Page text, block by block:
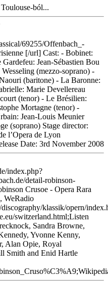
ból...
69255/Offenbach_-
[/url] Cast: - Bobinet:
Jean-Sébastien Bou
(mezzo-soprano) -
(baritone) - La Baronne:
Marie Devellereau
(tenor) - Le Brésilien:
Mortagne (tenor) -
Jean-Louis Meunier
(soprano) Stage director:
l’Opera de Lyon
Date: 3rd November 2008
index.php?
detail-robinson-
Crusoe - Opera Rara
WeRadio
klassik/opern/
switzerland.html;Listen
Sandra Browne,
Yvonne Kenny,
Alan Opie, Royal
Smith and Enid Hartle